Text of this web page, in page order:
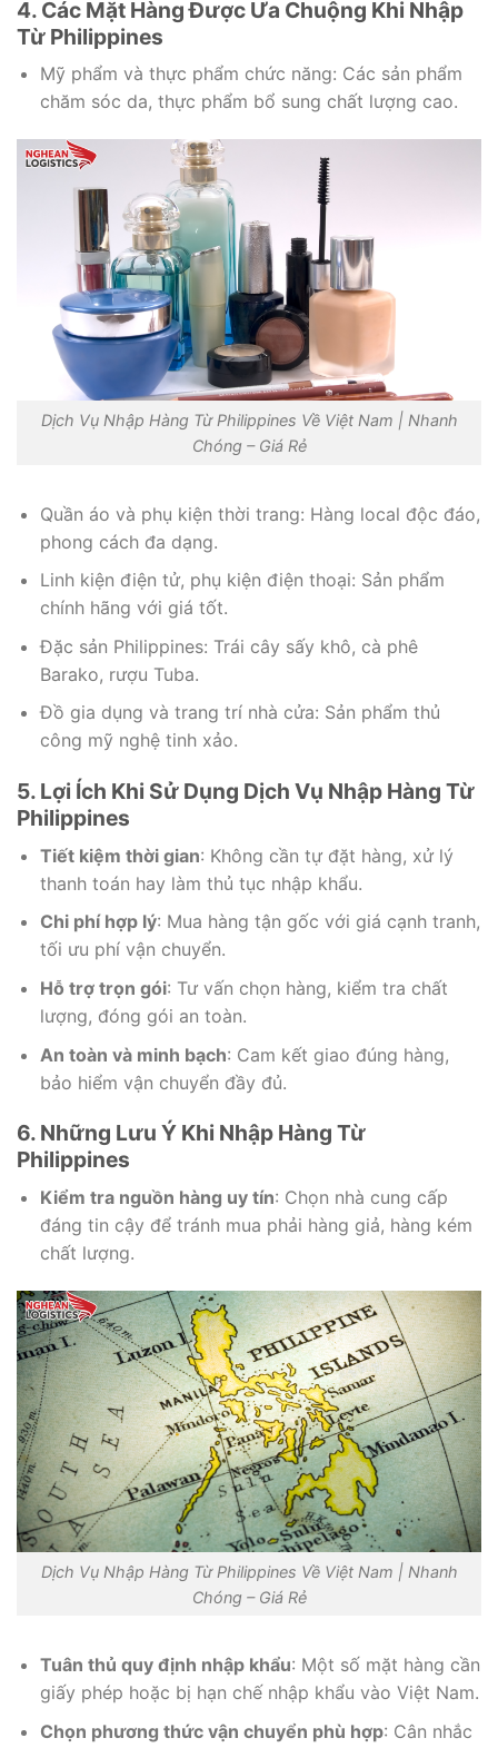
4. Các Mặt Hàng Được Ưa Chuộng Khi Nhập
Từ Philippines
Mỹ phẩm và thực phẩm chức năng: Các sản phẩm
chăm sóc da, thực phẩm bổ sung chất lượng cao.
Dịch Vụ Nhập Hàng Từ Philippines Về Việt Nam | Nhanh
Chóng – Giá Rẻ
Quần áo và phụ kiện thời trang: Hàng local độc đáo,
phong cách đa dạng.
Linh kiện điện tử, phụ kiện điện thoại: Sản phẩm
chính hãng với giá tốt.
Đặc sản Philippines: Trái cây sấy khô, cà phê
Barako, rượu Tuba.
Đồ gia dụng và trang trí nhà cửa: Sản phẩm thủ
công mỹ nghệ tinh xảo.
5. Lợi Ích Khi Sử Dụng Dịch Vụ Nhập Hàng Từ
Philippines
Tiết kiệm thời gian: Không cần tự đặt hàng, xử lý
thanh toán hay làm thủ tục nhập khẩu.
Chi phí hợp lý: Mua hàng tận gốc với giá cạnh tranh,
tối ưu phí vận chuyển.
Hỗ trợ trọn gói: Tư vấn chọn hàng, kiểm tra chất
lượng, đóng gói an toàn.
An toàn và minh bạch: Cam kết giao đúng hàng,
bảo hiểm vận chuyển đầy đủ.
6. Những Lưu Ý Khi Nhập Hàng Từ
Philippines
Kiểm tra nguồn hàng uy tín: Chọn nhà cung cấp
đáng tin cậy để tránh mua phải hàng giả, hàng kém
chất lượng.
Dịch Vụ Nhập Hàng Từ Philippines Về Việt Nam | Nhanh
Chóng – Giá Rẻ
Tuân thủ quy định nhập khẩu: Một số mặt hàng cần
giấy phép hoặc bị hạn chế nhập khẩu vào Việt Nam.
Chọn phương thức vận chuyển phù hợp: Cân nhắc